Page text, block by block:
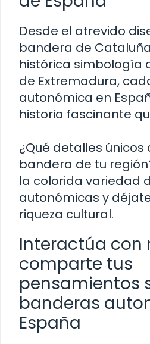
Desde el atrevido
bandera de
histórica simbología
de Extremadura,
autonómica en
historia fascinante
¿Qué detalles
bandera de tu
la colorida variedad
autonómicas y
riqueza cultural.
Interactúa con
comparte tus
pensamientos
banderas
España